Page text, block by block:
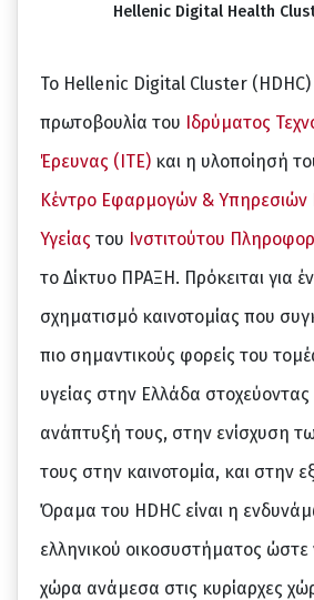
Hellenic Digital Health
Το Hellenic Digital Cluster (HDHC)
πρωτοβουλία του Ιδρύματος
Έρευνας (ΙΤΕ) και η υλοποίησή
Κέντρο Εφαρμογών & Υπηρεσιών
Υγείας του Ινστιτούτου
το Δίκτυο ΠΡΑΞΗ. Πρόκειται για
σχηματισμό καινοτομίας που
πιο σημαντικούς φορείς του
υγείας στην Ελλάδα
ανάπτυξή τους, στην ενίσχυση
τους στην καινοτομία, και στην
Όραμα του HDHC είναι η
ελληνικού οικοσυστήματος ώστε
χώρα ανάμεσα στις κυρίαρχες